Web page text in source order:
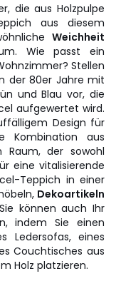
die aus Holzpulpe
aus diesem
Weichheit
Wie passt ein
Stellen
der 80er Jahre mit
und Blau vor, die
aufgewertet wird.
Design für
Kombination aus
der sowohl
eine vitalisierende
Teppich in einer
Dekoartikeln
können auch Ihr
indem Sie einen
Ledersofas, eines
Couchtisches aus
Holz platzieren.